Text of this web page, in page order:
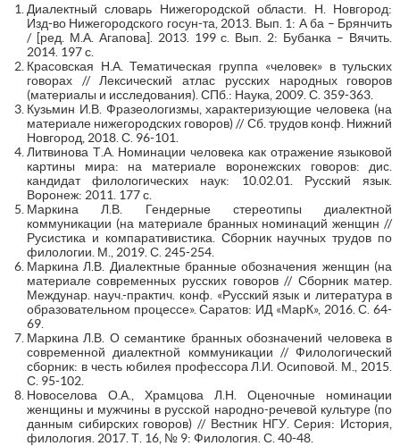
Диалектный словарь Нижегородской области. Н. Новгород:
Изд-во Нижегородского госун-та, 2013. Вып. 1: А ба – Брянчить
/ [ред. М.А. Агапова]. 2013. 199 с. Вып. 2: Бубанка – Вячить.
2014. 197 с.
Красовская Н.А. Тематическая группа «человек» в тульских
говорах // Лексический атлас русских народных говоров
(материалы и исследования). СПб.: Наука, 2009. С. 359-363.
Кузьмин И.В. Фразеологизмы, характеризующие человека (на
материале нижегородских говоров) // Сб. трудов конф. Нижний
Новгород, 2018. С. 96-101.
Литвинова Т.А. Номинации человека как отражение языковой
картины мира: на материале воронежских говоров: дис.
кандидат филологических наук: 10.02.01. Русский язык.
Воронеж: 2011. 177 с.
Маркина Л.В. Гендерные стереотипы диалектной
коммуникации (на материале бранных номинаций женщин //
Русистика и компаративистика. Сборник научных трудов по
филологии. М., 2019. С. 245-254.
Маркина Л.В. Диалектные бранные обозначения женщин (на
материале современных русских говоров // Сборник матер.
Междунар. науч.-практич. конф. «Русский язык и литература в
образовательном процессе». Саратов: ИД «МарК», 2016. С. 64-
69.
Маркина Л.В. О семантике бранных обозначений человека в
современной диалектной коммуникации // Филологический
сборник: в честь юбилея профессора Л.И. Осиповой. М., 2015.
С. 95-102.
Новоселова О.А., Храмцова Л.Н. Оценочные номинации
женщины и мужчины в русской народно-речевой культуре (по
данным сибирских говоров) // Вестник НГУ. Серия: История,
филология. 2017. Т. 16, № 9: Филология. С. 40-48.